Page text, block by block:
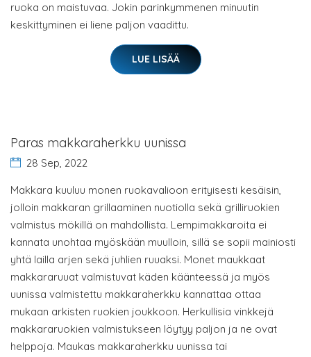
ruoka on maistuvaa. Jokin parinkymmenen minuutin
keskittyminen ei liene paljon vaadittu.
LUE LISÄÄ
Paras makkaraherkku uunissa
28 Sep, 2022
Makkara kuuluu monen ruokavalioon erityisesti kesäisin,
jolloin makkaran grillaaminen nuotiolla sekä grilliruokien
valmistus mökillä on mahdollista. Lempimakkaroita ei
kannata unohtaa myöskään muulloin, sillä se sopii mainiosti
yhtä lailla arjen sekä juhlien ruuaksi. Monet maukkaat
makkararuuat valmistuvat käden käänteessä ja myös
uunissa valmistettu makkaraherkku kannattaa ottaa
mukaan arkisten ruokien joukkoon. Herkullisia vinkkejä
makkararuokien valmistukseen löytyy paljon ja ne ovat
helppoja. Maukas makkaraherkku uunissa tai